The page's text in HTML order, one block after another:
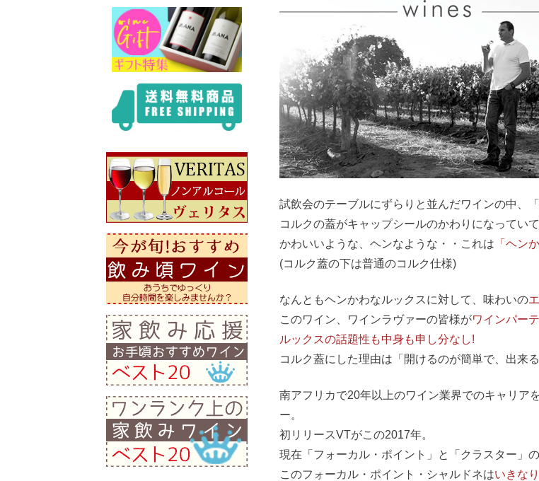
試飲会のテーブルにずらりと並んだワインの中、
コルクの蓋がキャップシールのかわりになってい
かわいいような、ヘンなような・・これは 「ヘン
(コルク蓋の下は普通のコルク仕様)
なんともヘンかわなルックスに対して、味わいの
このワイン、ワインラヴァーの皆様がワインパー
ルックスの話題性も中身も申し分なし!
コルク蓋にした理由は「開けるのが簡単で、出来
南アフリカで20年以上のワイン業界でのキャリア
ー。
初リリースVTがこの2017年。
現在「フォーカル・ポイント」と「クラスター」
このフォーカル・ポイント・シャルドネはいきな